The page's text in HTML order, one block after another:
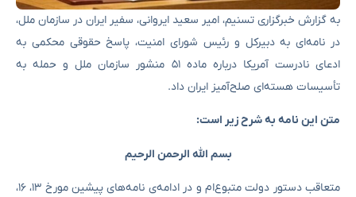
به گزارش خبرگزاری تسنیم، امیر سعید ایروانی، سفیر ایران در سازمان ملل،
در نامه‌ای به دبیرکل و رئیس شورای امنیت، پاسخ حقوقی محکمی به
ادعای نادرست آمریکا درباره ماده ۵۱ منشور سازمان ملل و حمله به
تأسیسات هسته‌ای صلح‌آمیز ایران داد.
متن این نامه به شرح زیر است:
بسم الله الرحمن الرحیم
متعاقب دستور دولت متبوع‌ام و در ادامه‌ی نامه‌های پیشین مورخ ۱۳، ۱۶،